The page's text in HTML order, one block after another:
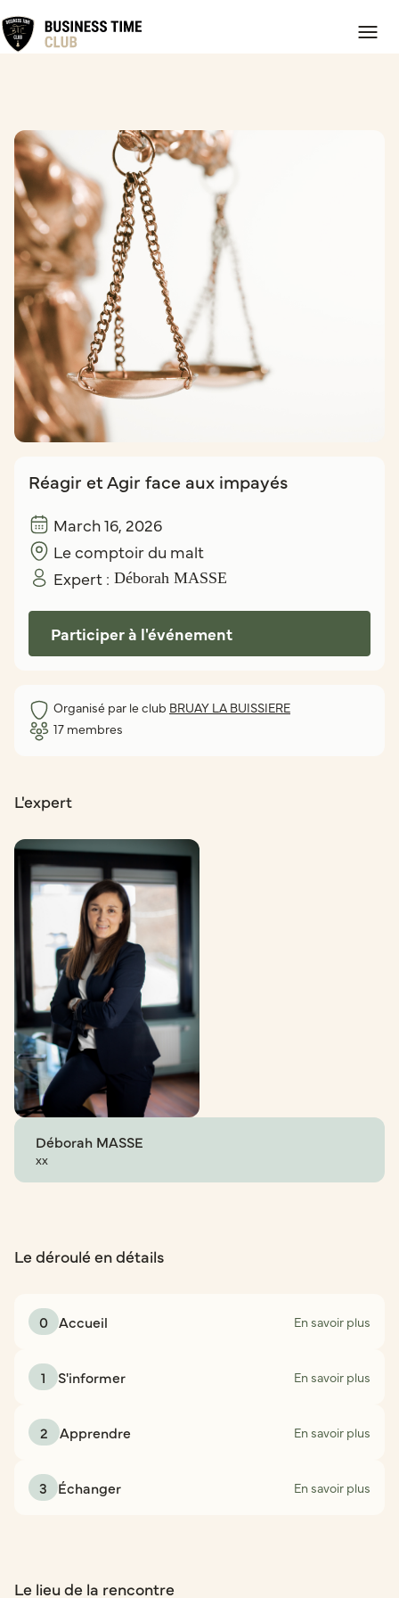
Réagir et Agir face aux impayés
March 16, 2026
Le comptoir du malt
Expert : Déborah MASSE
Participer à l'événement
Organisé par le club BRUAY LA BUISSIERE
17 membres
L'expert
Déborah MASSE
xx
Le déroulé en détails
0 Accueil En savoir plus
1 S'informer En savoir plus
2 Apprendre En savoir plus
3 Échanger En savoir plus
Le lieu de la rencontre